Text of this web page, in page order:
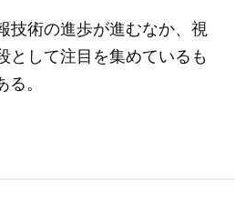
技術の進歩が進むなか、視
として注目を集めているも
。